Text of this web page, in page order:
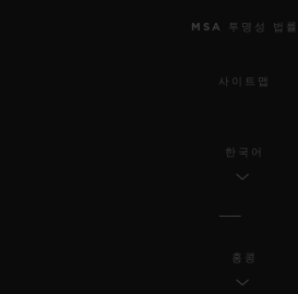
MSA 투명성 법률
사이트맵
한국어
홍콩